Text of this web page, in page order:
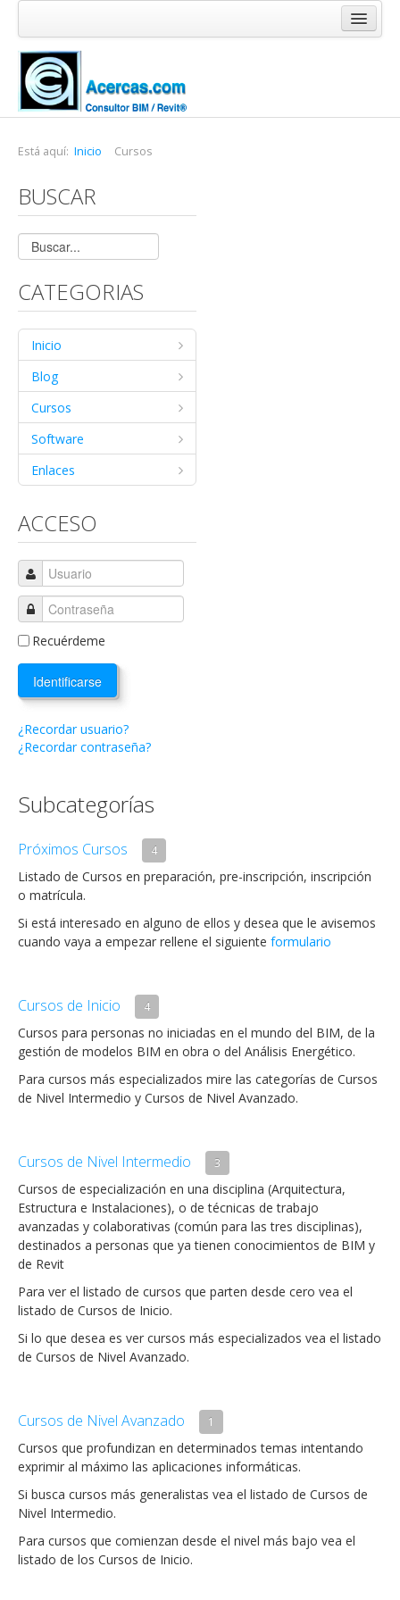
Inicio
Blog
Cursos
Software
Acercas
Está aquí: Inicio Cursos
BUSCAR
CATEGORIAS
Inicio
Blog
Cursos
Software
Enlaces
ACCESO
Recuérdeme
Identificarse
¿Recordar usuario?
¿Recordar contraseña?
Subcategorías
Próximos Cursos 4
Listado de Cursos en preparación, pre-inscripción, inscripción
o matrícula.
Si está interesado en alguno de ellos y desea que le avisemos
cuando vaya a empezar rellene el siguiente formulario
Cursos de Inicio 4
Cursos para personas no iniciadas en el mundo del BIM, de la
gestión de modelos BIM en obra o del Análisis Energético.
Para cursos más especializados mire las categorías de Cursos
de Nivel Intermedio y Cursos de Nivel Avanzado.
Cursos de Nivel Intermedio 3
Cursos de especialización en una disciplina (Arquitectura,
Estructura e Instalaciones), o de técnicas de trabajo
avanzadas y colaborativas (común para las tres disciplinas),
destinados a personas que ya tienen conocimientos de BIM y
de Revit
Para ver el listado de cursos que parten desde cero vea el
listado de Cursos de Inicio.
Si lo que desea es ver cursos más especializados vea el listado
de Cursos de Nivel Avanzado.
Cursos de Nivel Avanzado 1
Cursos que profundizan en determinados temas intentando
exprimir al máximo las aplicaciones informáticas.
Si busca cursos más generalistas vea el listado de Cursos de
Nivel Intermedio.
Para cursos que comienzan desde el nivel más bajo vea el
listado de los Cursos de Inicio.